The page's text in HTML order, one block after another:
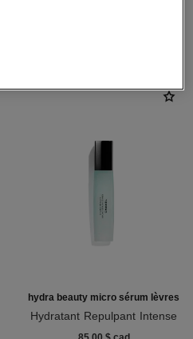
PARFAIT
hydra beauty micro sérum lèvres
Hydratant Repulpant Intense